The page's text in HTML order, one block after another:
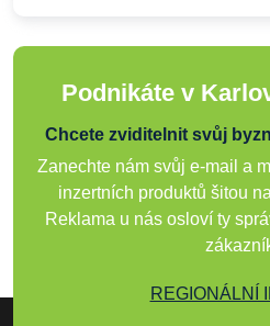
Podnikáte v
Chcete zviditelnit svůj
Zanechte nám svůj e-mail a
inzertních produktů šitou
Reklama u nás osloví ty
REGIONÁLNÍ